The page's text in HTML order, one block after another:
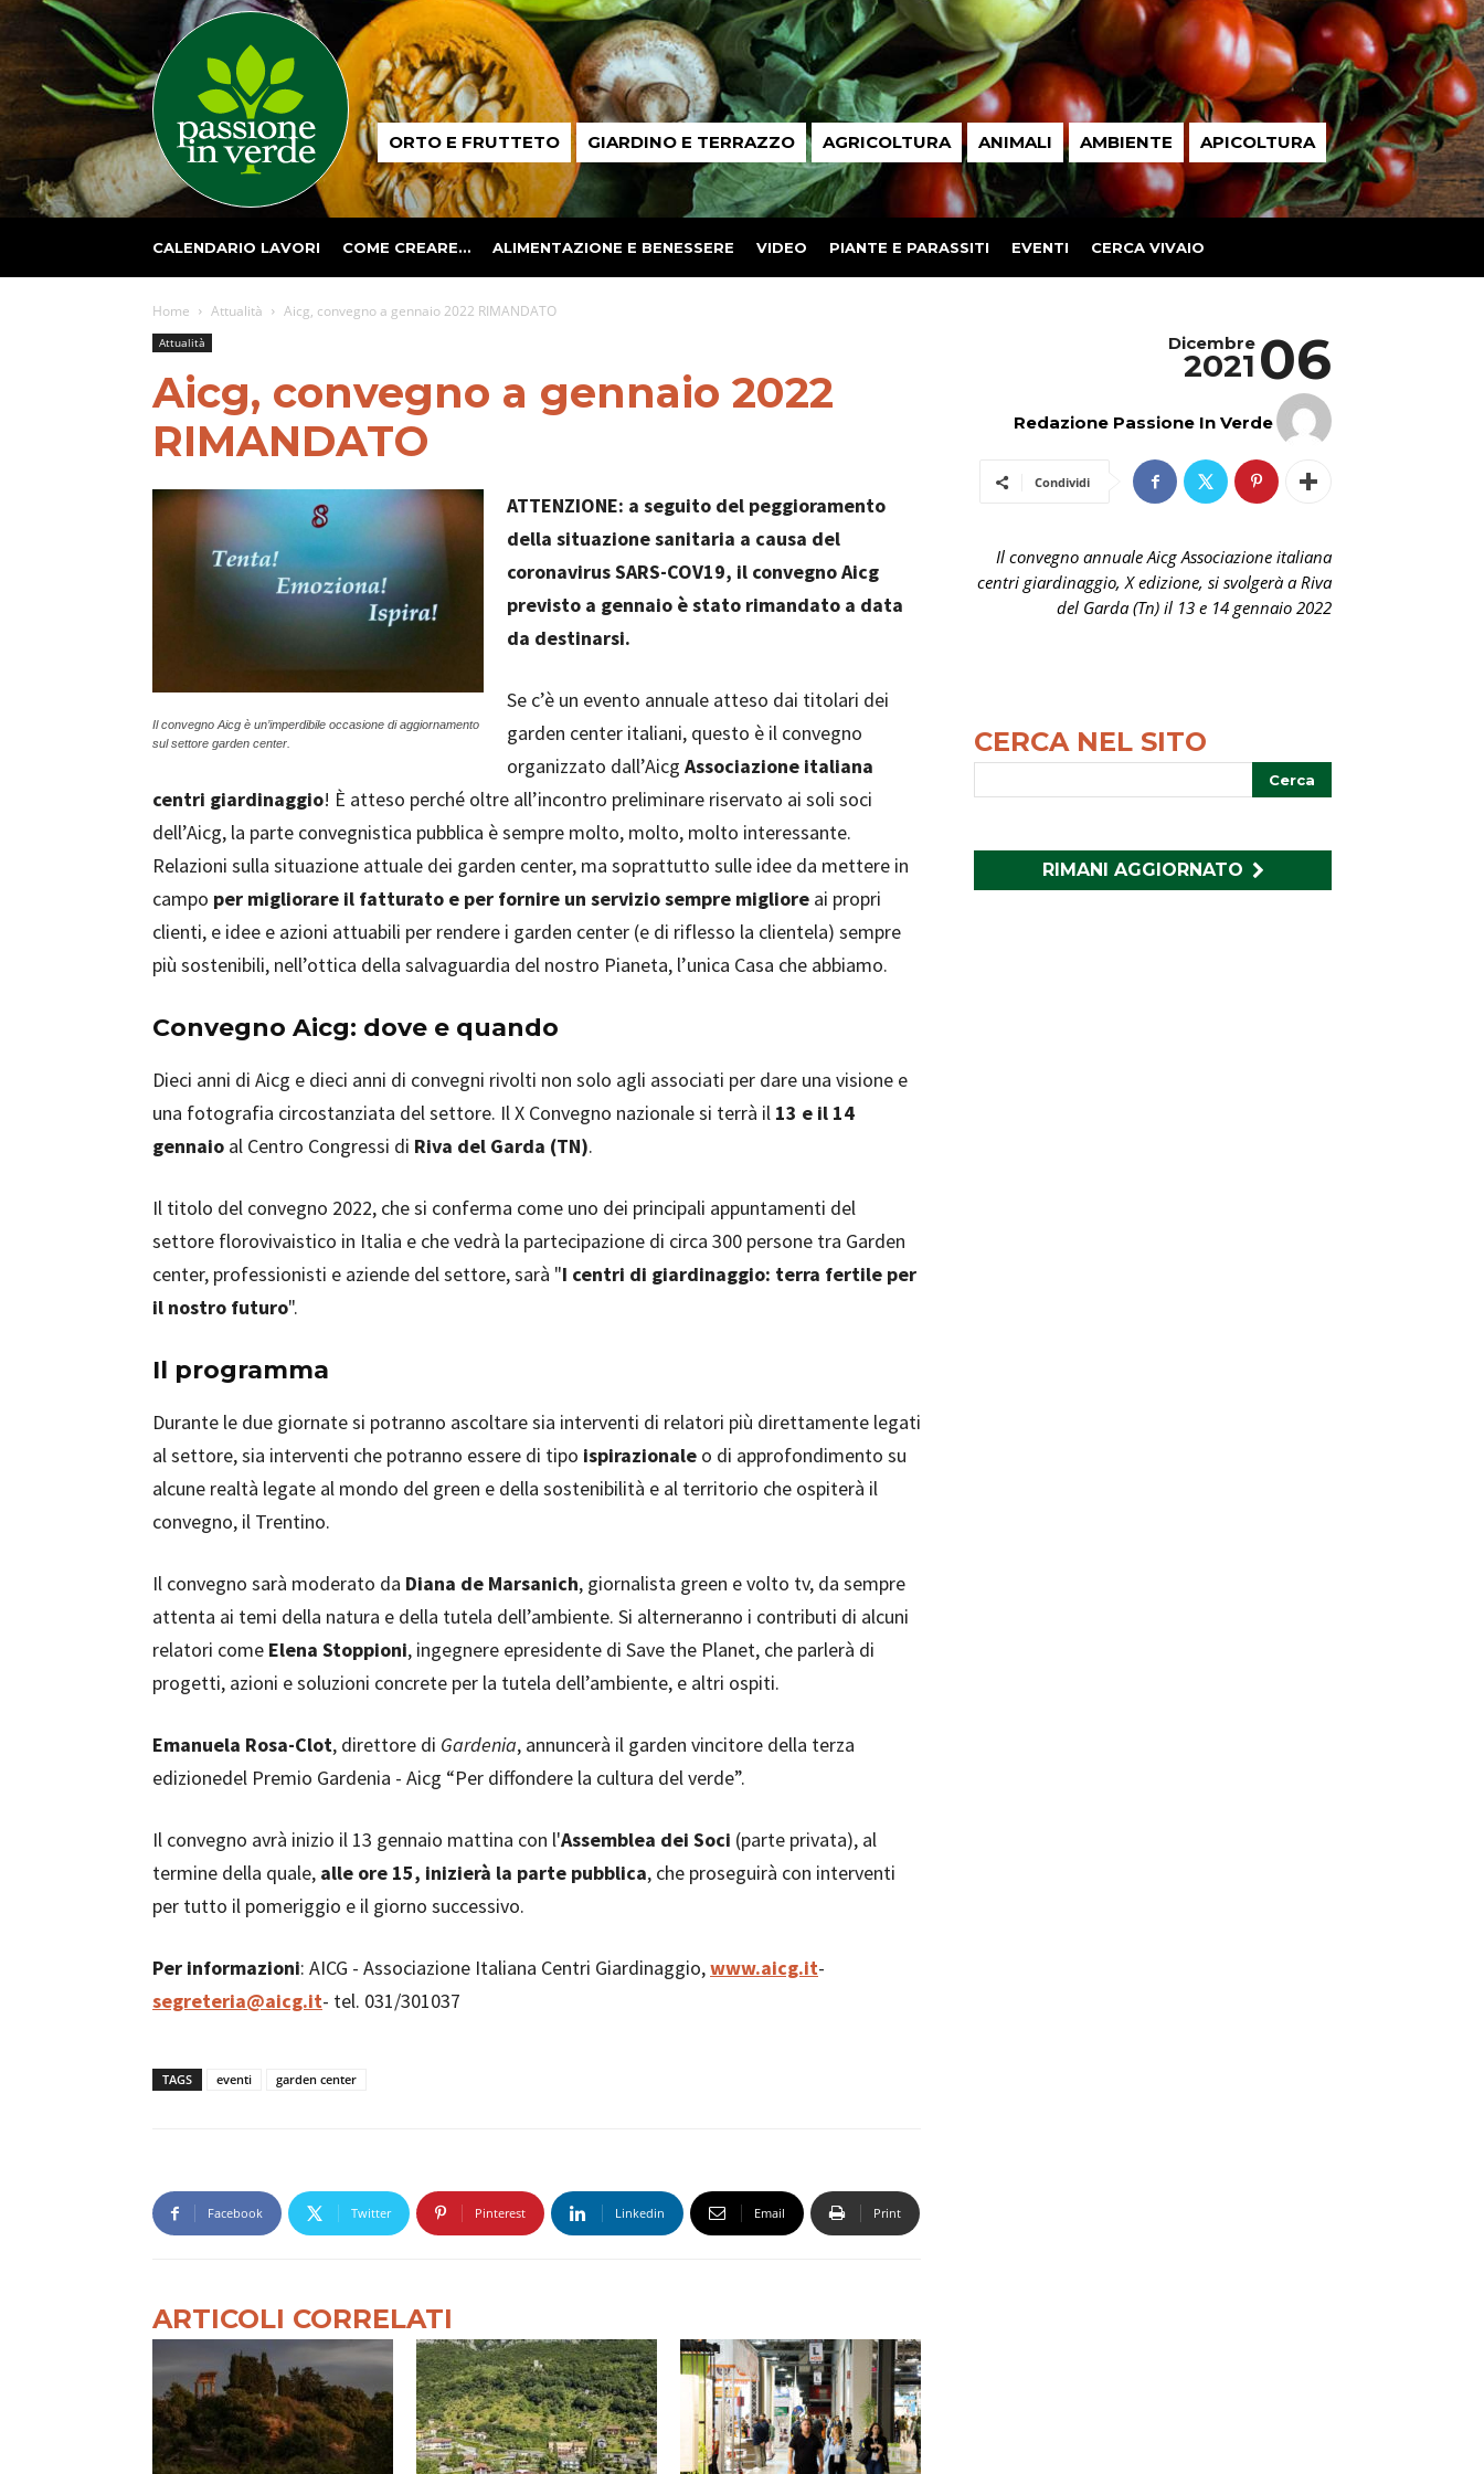
Passione
in ORTO E FRUTTETO GIARDINO E TERRAZZO AGRICOLTURA ANIMALI AMBIENTE APICOLTURA
CALENDARIO LAVORI COME CREARE… ALIMENTAZIONE E BENESSERE VIDEO PIANTE E PARASSITI EVENTI CERCA VIVAIO
Home Attualità Aicg, convegno a gennaio 2022 RIMANDATO
Attualità
Aicg, convegno a gennaio 2022
RIMANDATO
Il convegno Aicg è un’imperdibile occasione di aggiornamento
sul settore garden center.
ATTENZIONE: a seguito del peggioramento
della situazione sanitaria a causa del
coronavirus SARS-COV19, il convegno Aicg
previsto a gennaio è stato rimandato a data
da destinarsi.
Se c’è un evento annuale atteso dai titolari dei
garden center italiani, questo è il convegno
organizzato dall’Aicg Associazione italiana
centri giardinaggio! È atteso perché oltre all’incontro preliminare riservato ai soli soci
dell’Aicg, la parte convegnistica pubblica è sempre molto, molto, molto interessante.
Relazioni sulla situazione attuale dei garden center, ma soprattutto sulle idee da mettere in
campo per migliorare il fatturato e per fornire un servizio sempre migliore ai propri
clienti, e idee e azioni attuabili per rendere i garden center (e di riflesso la clientela) sempre
più sostenibili, nell’ottica della salvaguardia del nostro Pianeta, l’unica Casa che abbiamo.
Convegno Aicg: dove e quando
Dieci anni di Aicg e dieci anni di convegni rivolti non solo agli associati per dare una visione e
una fotografia circostanziata del settore. Il X Convegno nazionale si terrà il 13 e il 14
gennaio al Centro Congressi di Riva del Garda (TN).
Il titolo del convegno 2022, che si conferma come uno dei principali appuntamenti del
settore florovivaistico in Italia e che vedrà la partecipazione di circa 300 persone tra Garden
center, professionisti e aziende del settore, sarà "I centri di giardinaggio: terra fertile per
il nostro futuro".
Il programma
Durante le due giornate si potranno ascoltare sia interventi di relatori più direttamente legati
al settore, sia interventi che potranno essere di tipo ispirazionale o di approfondimento su
alcune realtà legate al mondo del green e della sostenibilità e al territorio che ospiterà il
convegno, il Trentino.
Il convegno sarà moderato da Diana de Marsanich, giornalista green e volto tv, da sempre
attenta ai temi della natura e della tutela dell’ambiente. Si alterneranno i contributi di alcuni
relatori come Elena Stoppioni, ingegnere epresidente di Save the Planet, che parlerà di
progetti, azioni e soluzioni concrete per la tutela dell’ambiente, e altri ospiti.
Emanuela Rosa-Clot, direttore di Gardenia, annuncerà il garden vincitore della terza
edizionedel Premio Gardenia - Aicg “Per diffondere la cultura del verde”.
Il convegno avrà inizio il 13 gennaio mattina con l'Assemblea dei Soci (parte privata), al
termine della quale, alle ore 15, inizierà la parte pubblica, che proseguirà con interventi
per tutto il pomeriggio e il giorno successivo.
Per informazioni: AICG - Associazione Italiana Centri Giardinaggio,www.aicg.it-
segreteria@aicg.it- tel. 031/301037
TAGS eventi garden center
Facebook Twitter Pinterest Linkedin Email Print
ARTICOLI CORRELATI
06
Dicembre
2021
Redazione Passione In Verde
Condividi
Il convegno annuale Aicg Associazione italiana
centri giardinaggio, X edizione, si svolgerà a Riva
del Garda (Tn) il 13 e 14 gennaio 2022
CERCA NEL SITO
RIMANI AGGIORNATO